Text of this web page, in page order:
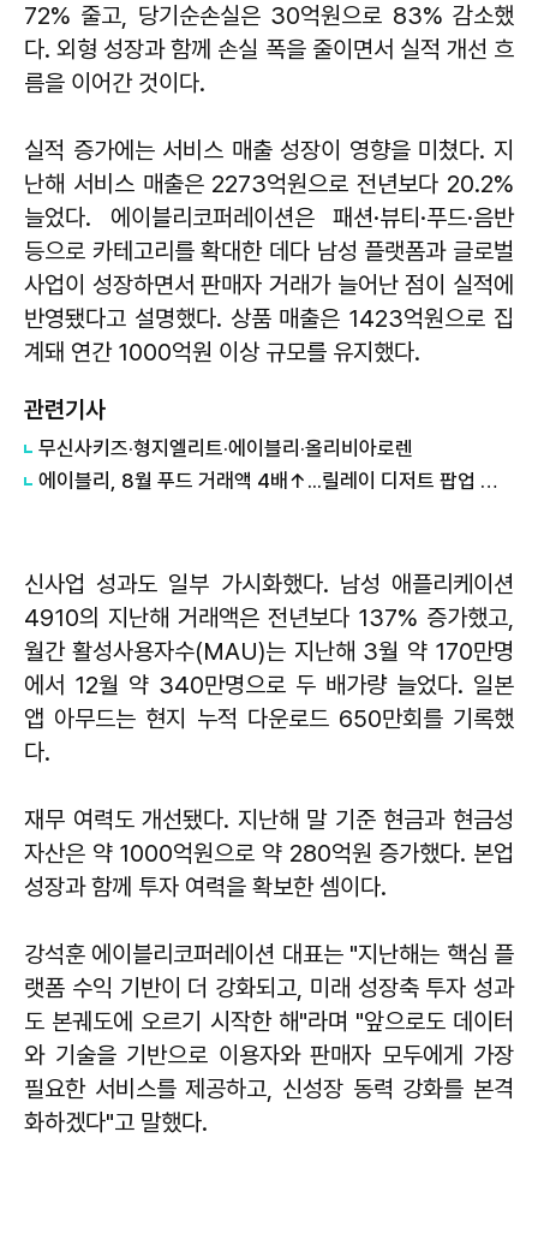
72% 줄고, 당기순손실은 30억원으로 83% 감소했
다. 외형 성장과 함께 손실 폭을 줄이면서 실적 개선 흐
름을 이어간 것이다.
실적 증가에는 서비스 매출 성장이 영향을 미쳤다. 지
난해 서비스 매출은 2273억원으로 전년보다 20.2%
늘었다. 에이블리코퍼레이션은 패션·뷰티·푸드·음반
등으로 카테고리를 확대한 데다 남성 플랫폼과 글로벌
사업이 성장하면서 판매자 거래가 늘어난 점이 실적에
반영됐다고 설명했다. 상품 매출은 1423억원으로 집
계돼 연간 1000억원 이상 규모를 유지했다.
관련기사
무신사키즈·형지엘리트·에이블리·올리비아로렌
에이블리, 8월 푸드 거래액 4배↑...릴레이 디저트 팝업 스토어 실시
신사업 성과도 일부 가시화했다. 남성 애플리케이션
4910의 지난해 거래액은 전년보다 137% 증가했고,
월간 활성사용자수(MAU)는 지난해 3월 약 170만명
에서 12월 약 340만명으로 두 배가량 늘었다. 일본
앱 아무드는 현지 누적 다운로드 650만회를 기록했
다.
재무 여력도 개선됐다. 지난해 말 기준 현금과 현금성
자산은 약 1000억원으로 약 280억원 증가했다. 본업
성장과 함께 투자 여력을 확보한 셈이다.
강석훈 에이블리코퍼레이션 대표는 "지난해는 핵심 플
랫폼 수익 기반이 더 강화되고, 미래 성장축 투자 성과
도 본궤도에 오르기 시작한 해"라며 "앞으로도 데이터
와 기술을 기반으로 이용자와 판매자 모두에게 가장
필요한 서비스를 제공하고, 신성장 동력 강화를 본격
화하겠다"고 말했다.